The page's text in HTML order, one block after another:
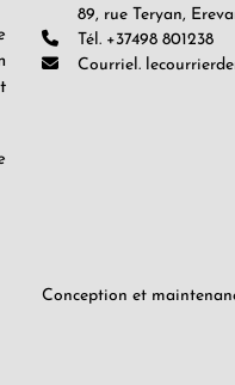
89, rue Teryan,
Tél. +37498 801238
Courriel.
Conception et